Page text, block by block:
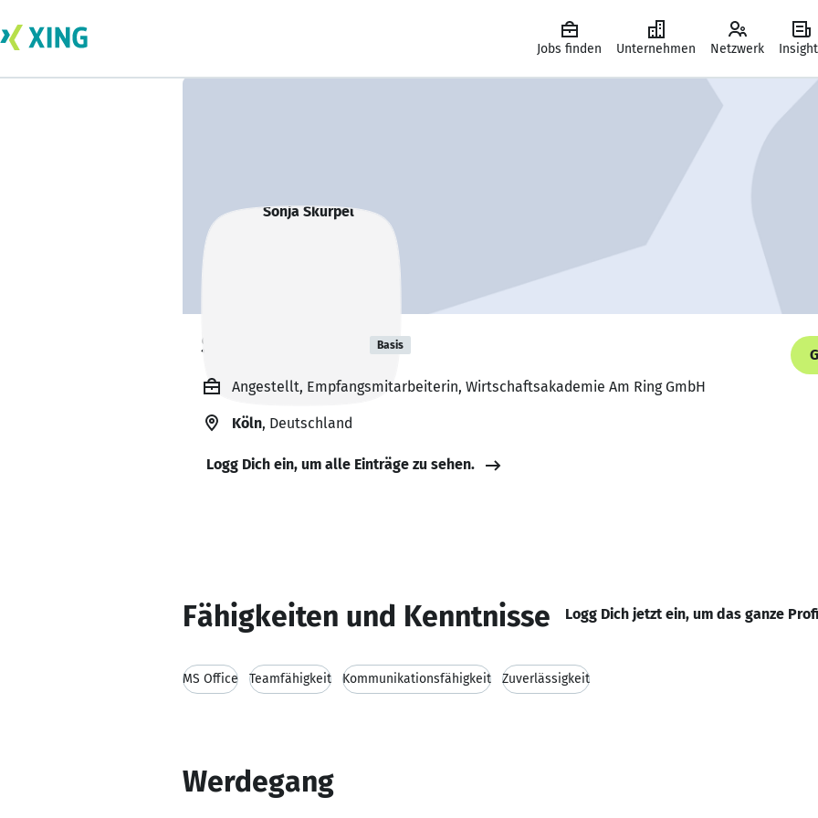
Jobs finden Unternehmen Netzwerk
Sonja Skurpel Basis
Angestellt, Empfangsmitarbeiterin, Wirtschaftsakademie Am Ring GmbH
Köln, Deutschland
Logg Dich ein, um alle Einträge zu sehen.
Fähigkeiten und Kenntnisse Logg Dich jetzt ein, um das ganze
MS Office Teamfähigkeit Kommunikationsfähigkeit Zuverlässigkeit
Werdegang